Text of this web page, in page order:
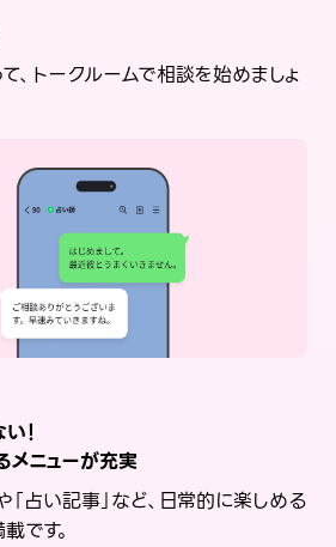
、トークルームで相談を始めましょ
！
メニューが充実
「占い記事」など、日常的に楽しめる
です。